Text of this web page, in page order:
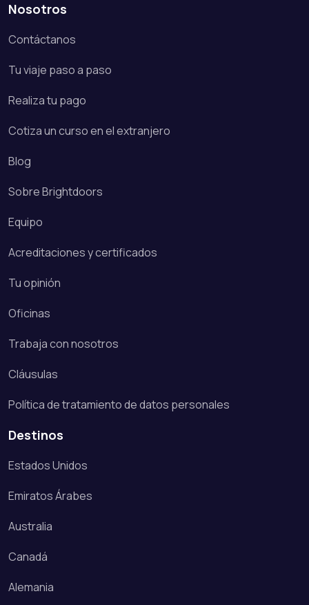
Nosotros
Contáctanos
Tu viaje paso a paso
Realiza tu pago
Cotiza un curso en el extranjero
Blog
Sobre Brightdoors
Equipo
Acreditaciones y certificados
Tu opinión
Oficinas
Trabaja con nosotros
Cláusulas
Política de tratamiento de datos personales
Destinos
Estados Unidos
Emiratos Árabes
Australia
Canadá
Alemania